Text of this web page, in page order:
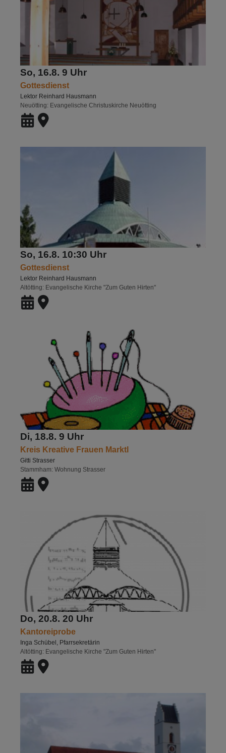
So, 16.8. 9 Uhr
Gottesdienst
Lektor Reinhard Hausmann
Neuötting
Evangelische Christuskirche Neuötting
So, 16.8. 10:30 Uhr
Gottesdienst
Lektor Reinhard Hausmann
Altötting
Evangelische Kirche "Zum Guten Hirten"
Di, 18.8. 9 Uhr
Kreis Kreative Frauen Marktl
Gitti Strasser
Stammham Wohnung Strasser
Do, 20.8. 20 Uhr
Kantoreiprobe
Inga Schübel, Pfarrsekretärin
Altötting
Evangelische Kirche "Zum Guten Hirten"